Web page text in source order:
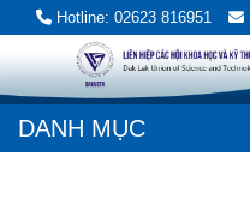
Hotline: 02623 816951
DANH MỤC